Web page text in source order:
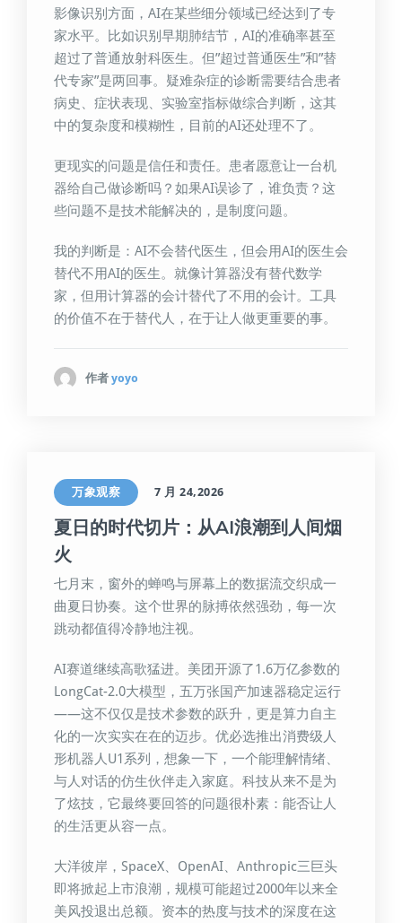
影像识别方面，AI在某些细分领域已经达到了专
家水平。比如识别早期肺结节，AI的准确率甚至
超过了普通放射科医生。但”超过普通医生”和”替
代专家”是两回事。疑难杂症的诊断需要结合患者
病史、症状表现、实验室指标做综合判断，这其
中的复杂度和模糊性，目前的AI还处理不了。
更现实的问题是信任和责任。患者愿意让一台机
器给自己做诊断吗？如果AI误诊了，谁负责？这
些问题不是技术能解决的，是制度问题。
我的判断是：AI不会替代医生，但会用AI的医生会
替代不用AI的医生。就像计算器没有替代数学
家，但用计算器的会计替代了不用的会计。工具
的价值不在于替代人，在于让人做更重要的事。
作者 yoyo
万象观察 7 月 24,2026
夏日的时代切片：从AI浪潮到人间烟
火
七月末，窗外的蝉鸣与屏幕上的数据流交织成一
曲夏日协奏。这个世界的脉搏依然强劲，每一次
跳动都值得冷静地注视。
AI赛道继续高歌猛进。美团开源了1.6万亿参数的
LongCat-2.0大模型，五万张国产加速器稳定运行
——这不仅仅是技术参数的跃升，更是算力自主
化的一次实实在在的迈步。优必选推出消费级人
形机器人U1系列，想象一下，一个能理解情绪、
与人对话的仿生伙伴走入家庭。科技从来不是为
了炫技，它最终要回答的问题很朴素：能否让人
的生活更从容一点。
大洋彼岸，SpaceX、OpenAI、Anthropic三巨头
即将掀起上市浪潮，规模可能超过2000年以来全
美风投退出总额。资本的热度与技术的深度在这